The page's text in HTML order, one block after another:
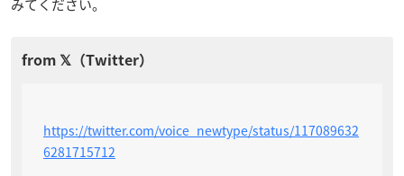
みてください。
https://twitter.com/voice_newtype/status/117089632
6281715712